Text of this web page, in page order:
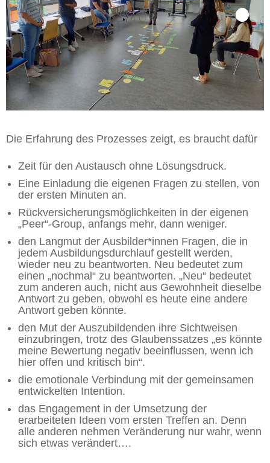
Die Erfahrung des Prozesses zeigt, es braucht dafür
Zeit für den Austausch ohne Lösungsdruck.
Eine Einladung die eigenen Fragen zu stellen, von
der ersten Minuten an.
Rückversicherungsmöglichkeiten in der eigenen
„Peer“-Group, anfangs mehr, dann weniger.
den Langmut der Ausbilder*innen Fragen, die in
jedem Ausbildungsdurchlauf gestellt werden,
wieder neu zu beantworten. Neu bedeutet zum
einen „nochmal“ zu beantworten. „Neu“ bedeutet
zum anderen auch, nicht aus Gewohnheit dieselbe
Antwort zu geben, obwohl es heute eine andere
Antwort geben könnte.
den Mut der Auszubildenden ihre Sichtweisen
einzubringen, trotz des Glaubenssatzes „es könnte
meine Bewertung negativ beeinflussen, wenn ich
hier offen und kritisch bin“.
die emotionale Verbindung mit der gemeinsamen
entwickelten Intention.
das Engagement in der Umsetzung der
erarbeiteten Ideen vom ersten Treffen an. Denn
alle anderen nehmen Veränderung nur wahr, wenn
sich etwas verändert….